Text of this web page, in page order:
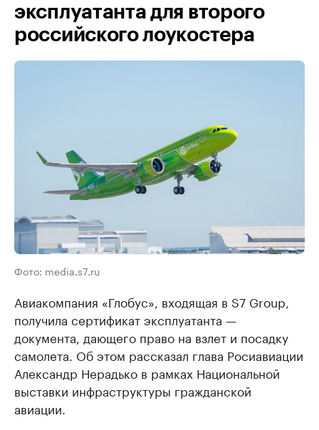
эксплуатанта для второго
российского лоукостера
Фото: media.s7.ru
Авиакомпания «Глобус», входящая в S7 Group,
получила сертификат эксплуатанта —
документа, дающего право на взлет и посадку
самолета. Об этом рассказал глава Росиавиации
Александр Нерадько в рамках Национальной
выставки инфраструктуры гражданской
авиации.